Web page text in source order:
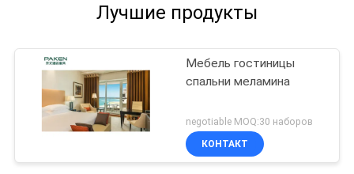
Лучшие продукты
Мебель гостиницы
спальни меламина
negotiable MOQ:30 наборов
КОНТАКТ